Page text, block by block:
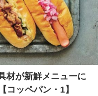
材が新鮮メニューに
コッペパン・1】